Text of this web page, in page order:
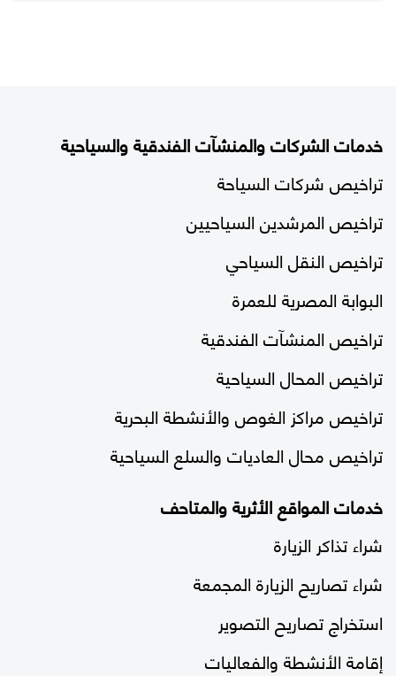
خدمات الشركات والمنشآت الفندقية والسياحية
تراخيص شركات السياحة
تراخيص المرشدين السياحيين
تراخيص النقل السياحي
البوابة المصرية للعمرة
تراخيص المنشآت الفندقية
تراخيص المحال السياحية
تراخيص مراكز الغوص والأنشطة البحرية
تراخيص محال العاديات والسلع السياحية
خدمات المواقع الأثرية والمتاحف
شراء تذاكر الزيارة
شراء تصاريح الزيارة المجمعة
استخراج تصاريح التصوير
إقامة الأنشطة والفعاليات